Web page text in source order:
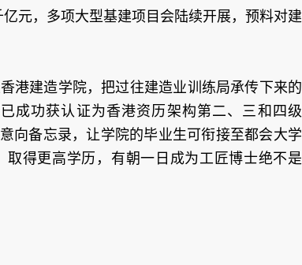
元，多项大型基建项目会陆续开展，预料对建
港建造学院，把过往建造业训练局承传下来的
成功获认证为香港资历架构第二、三和四级
向备忘录，让学院的毕业生可衔接至都会大学
得更高学历，有朝一日成为工匠博士绝不是